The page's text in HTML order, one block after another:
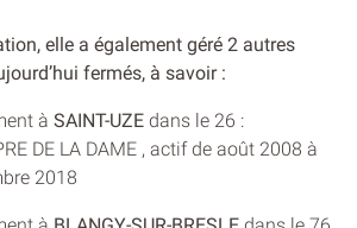
elle a également géré 2 autres
fermés, à savoir :
à SAINT-UZE dans le 26 :
DE LA DAME , actif de août 2008 à
2018